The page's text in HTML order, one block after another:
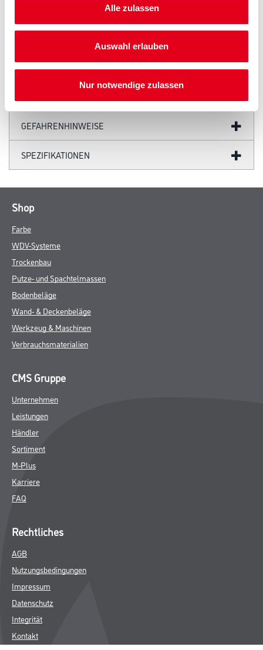
Alle zulassen
Auswahl erlauben
Nur notwendige zulassen
- Hochdruck-Polyethylen
- Höhere Reißfestigkeit
GEFAHRENHINWEISE
SPEZIFIKATIONEN
Shop
Farbe
WDV-Systeme
Trockenbau
Putze- und Spachtelmassen
Bodenbeläge
Wand- & Deckenbeläge
Werkzeug & Maschinen
Verbrauchsmaterialien
CMS Gruppe
Unternehmen
Leistungen
Händler
Sortiment
M-Plus
Karriere
FAQ
Rechtliches
AGB
Nutzungsbedingungen
Impressum
Datenschutz
Integrität
Kontakt